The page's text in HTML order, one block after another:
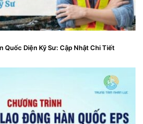
Quốc Diện Kỹ Sư: Cập Nhật Chi Tiết